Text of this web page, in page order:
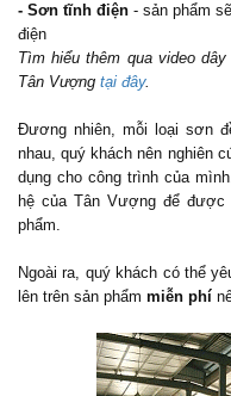
- Sơn tĩnh điện - sản phẩm
điện
Tìm hiểu thêm qua video
Tân Vượng tại đây.
Đương nhiên, mỗi loại sơn
nhau, quý khách nên nghiên
dụng cho công trình của
hệ của Tân Vượng để
phẩm.
Ngoài ra, quý khách có thể
lên trên sản phẩm miễn phí